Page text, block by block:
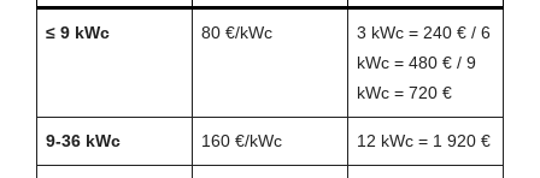
≤ 9 kWc 80 €/kWc
3 kWc = 240 € / 6
kWc = 480 € / 9
kWc = 720 €
9-36 kWc 160 €/kWc 12 kWc = 1 920 €